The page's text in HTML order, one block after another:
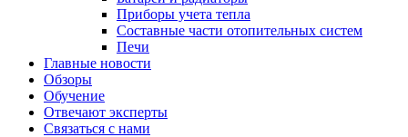
Приборы учета тепла
Составные части отопительных систем
Печи
Главные новости
Обзоры
Обучение
Отвечают эксперты
Связаться с нами